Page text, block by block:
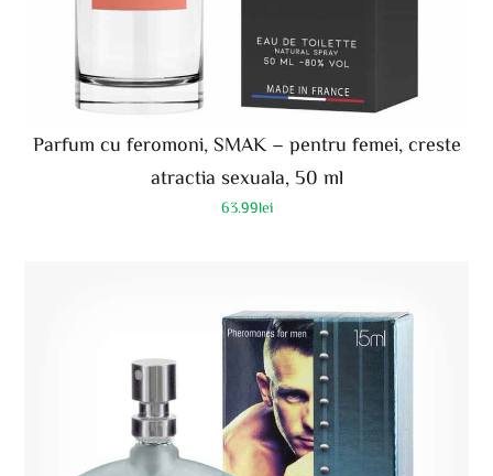
Parfum cu feromoni, SMAK – pentru femei, creste
atractia sexuala, 50 ml
63.99lei